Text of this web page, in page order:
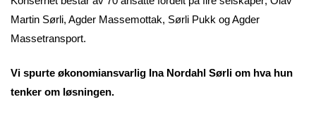
Martin Sørli, Agder Massemottak, Sørli Pukk og Agder
Massetransport.
Vi spurte økonomiansvarlig Ina Nordahl Sørli om hva hun
tenker om løsningen.